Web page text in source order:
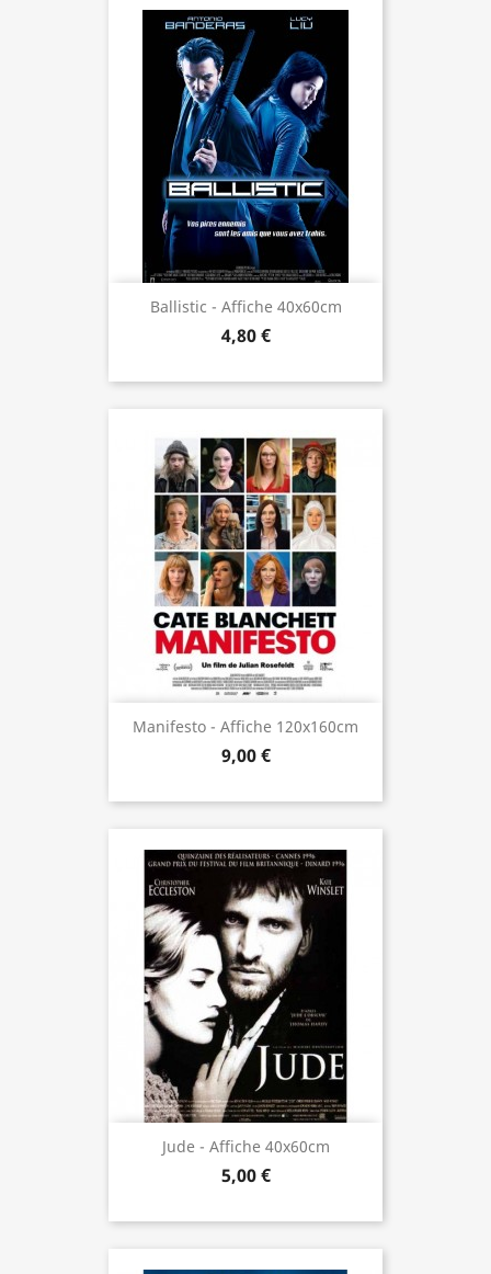
Ballistic - Affiche 40x60cm
4,80 €
Manifesto - Affiche 120x160cm
9,00 €
Jude - Affiche 40x60cm
5,00 €